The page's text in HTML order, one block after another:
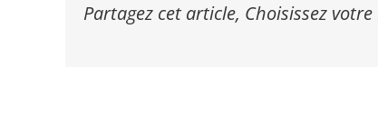
Partagez cet article, Choisissez